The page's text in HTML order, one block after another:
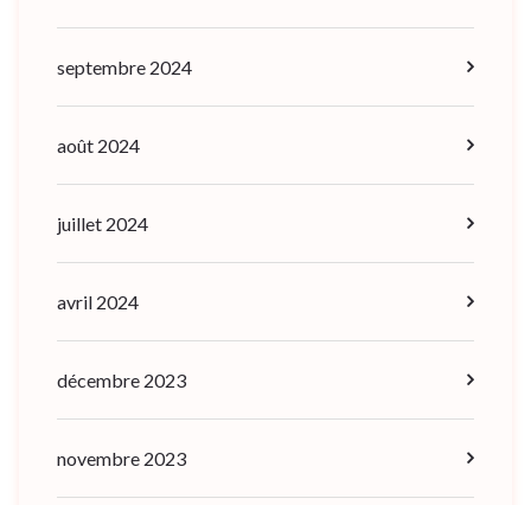
septembre 2024
août 2024
juillet 2024
avril 2024
décembre 2023
novembre 2023